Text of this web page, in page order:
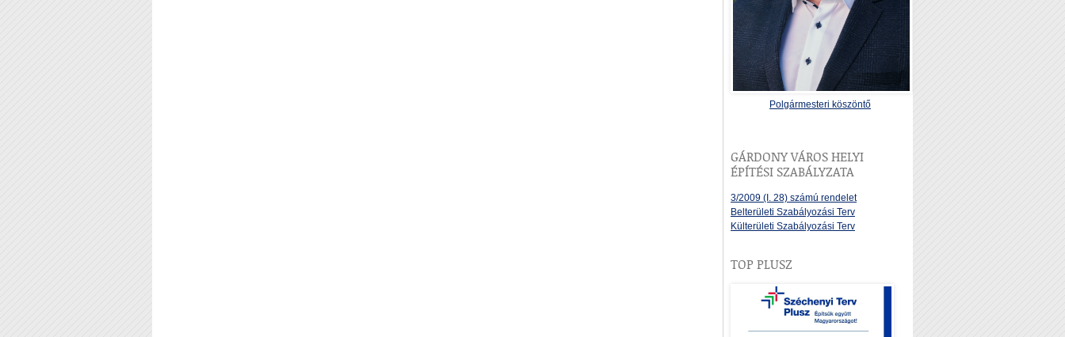
Polgármesteri köszöntő
GÁRDONY VÁROS HELYI
ÉPÍTÉSI SZABÁLYZATA
3/2009 (I. 28) számú rendelet
Belterületi Szabályozási Terv
Külterületi Szabályozási Terv
TOP PLUSZ